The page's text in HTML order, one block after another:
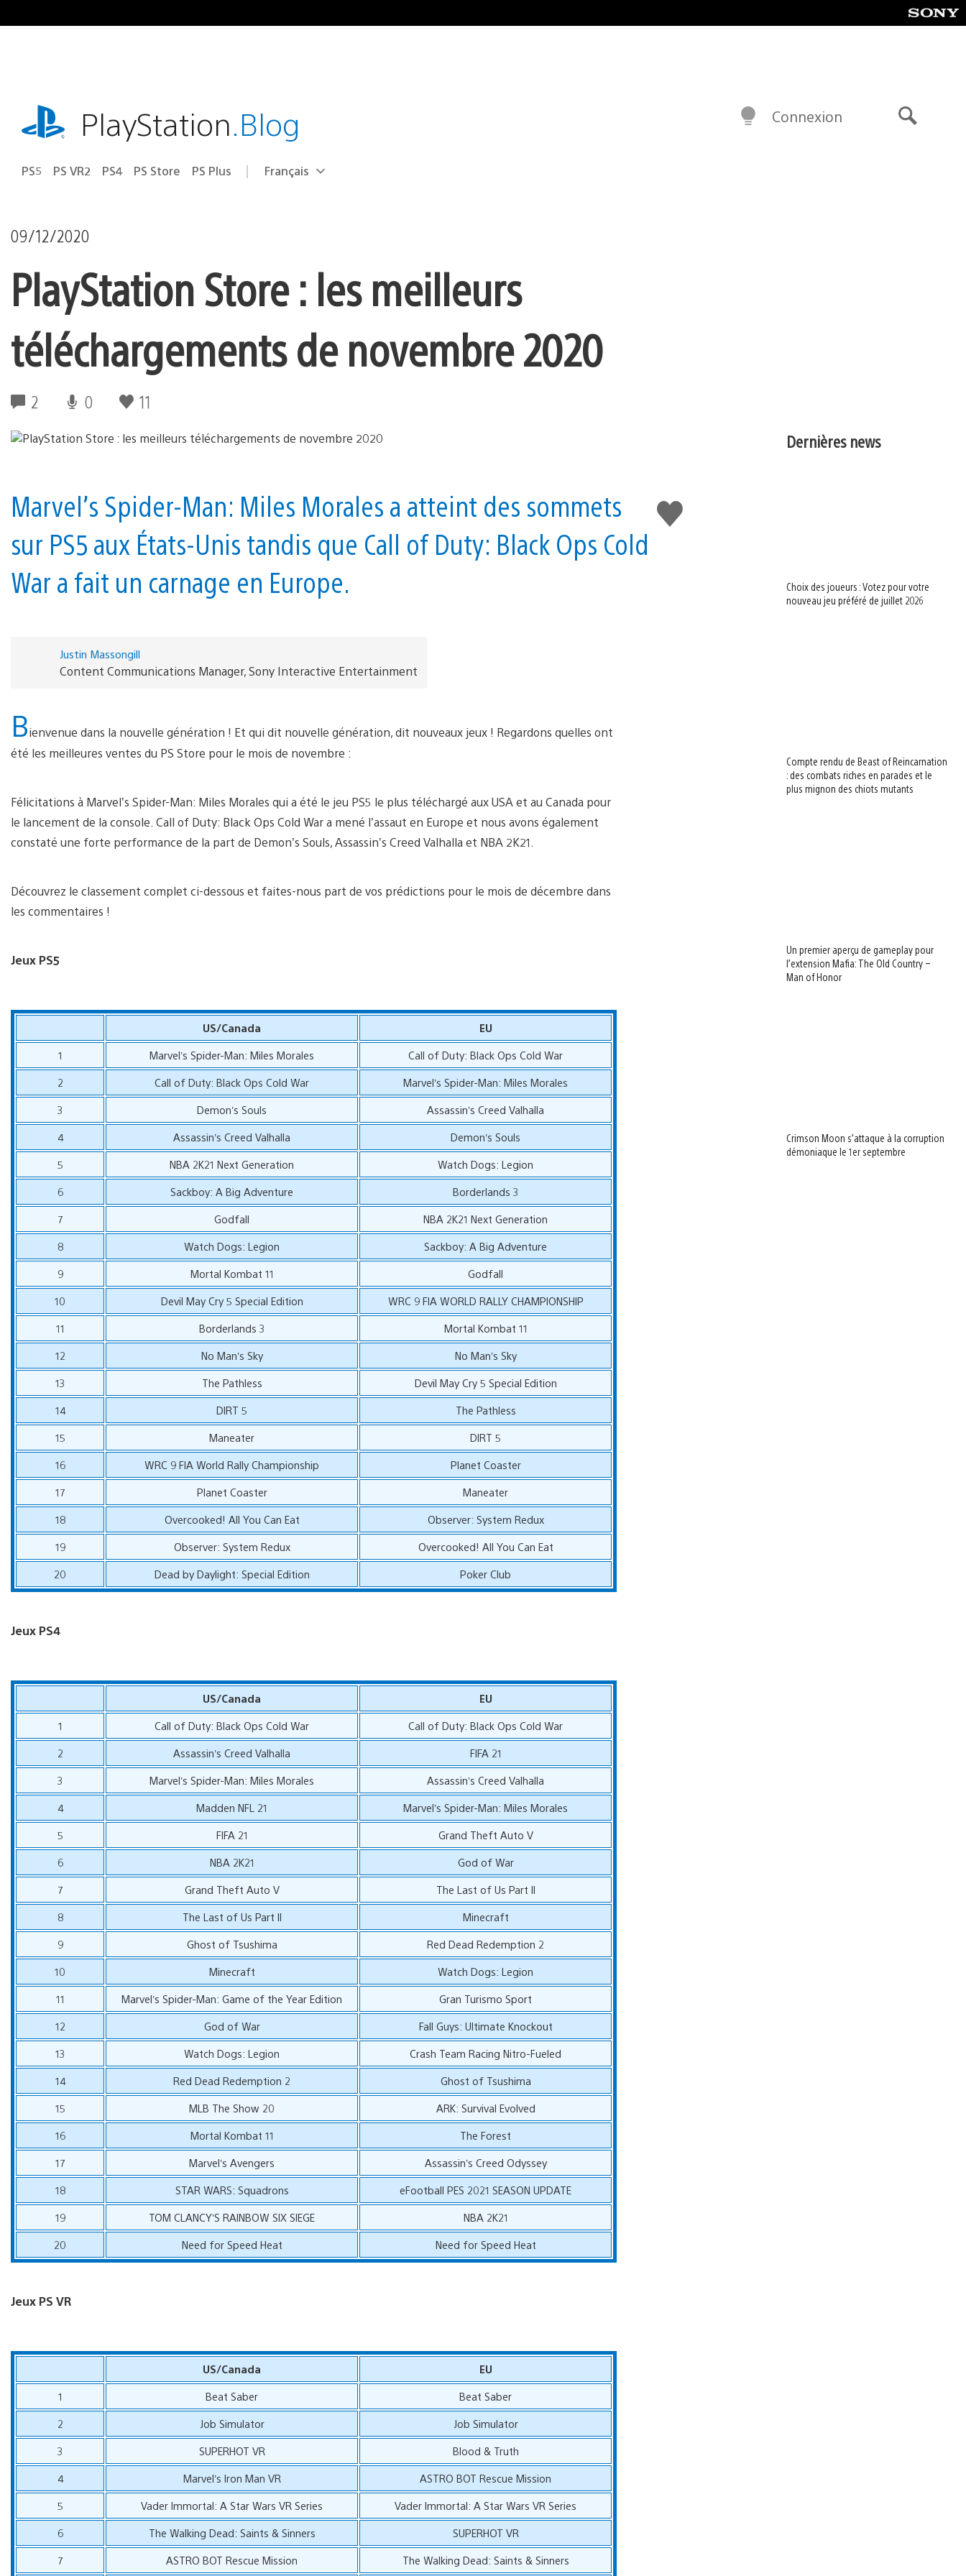
au
playstation.comPlayStation.Blog
PS5 PS VR2 PS4 PS Store PS Plus Choisir
Région
Français
Connexion
09/12/2020
PlayStation Store : les meilleurs
téléchargements de novembre 2020
2 0 11
J'aime
Marvel’s Spider-Man: Miles Morales a atteint des sommets
sur PS5 aux États-Unis tandis que Call of Duty: Black Ops Cold
War a fait un carnage en Europe.
Justin Massongill
Content Communications Manager, Sony Interactive Entertainment
Bienvenue dans la nouvelle génération ! Et qui dit nouvelle génération, dit nouveaux jeux ! Regardons quelles ont
été les meilleures ventes du PS Store pour le mois de novembre :
Félicitations à Marvel’s Spider-Man: Miles Morales qui a été le jeu PS5 le plus téléchargé aux USA et au Canada pour
le lancement de la console. Call of Duty: Black Ops Cold War a mené l’assaut en Europe et nous avons également
constaté une forte performance de la part de Demon’s Souls, Assassin’s Creed Valhalla et NBA 2K21.
Découvrez le classement complet ci-dessous et faites-nous part de vos prédictions pour le mois de décembre dans
les commentaires !
Jeux PS5
US/Canada
EU
1
Marvel’s Spider-Man: Miles Morales
Call of Duty: Black Ops Cold War
2
Call of Duty: Black Ops Cold War
Marvel’s Spider-Man: Miles Morales
3
Demon’s Souls
Assassin’s Creed Valhalla
4
Assassin’s Creed Valhalla
Demon’s Souls
5
NBA 2K21 Next Generation
Watch Dogs: Legion
6
Sackboy: A Big Adventure
Borderlands 3
7
Godfall
NBA 2K21 Next Generation
8
Watch Dogs: Legion
Sackboy: A Big Adventure
9
Mortal Kombat 11
Godfall
10
Devil May Cry 5 Special Edition
WRC 9 FIA WORLD RALLY CHAMPIONSHIP
11
Borderlands 3
Mortal Kombat 11
12
No Man’s Sky
No Man’s Sky
13
The Pathless
Devil May Cry 5 Special Edition
14
DIRT 5
The Pathless
15
Maneater
DIRT 5
16
WRC 9 FIA World Rally Championship
Planet Coaster
17
Planet Coaster
Maneater
18
Overcooked! All You Can Eat
Observer: System Redux
19
Observer: System Redux
Overcooked! All You Can Eat
20
Dead by Daylight: Special Edition Poker Club
Jeux PS4
US/Canada
EU
1
Call of Duty: Black Ops Cold War
Call of Duty: Black Ops Cold War
2
Assassin’s Creed Valhalla
FIFA 21
3
Marvel’s Spider-Man: Miles Morales
Assassin’s Creed Valhalla
4
Madden NFL 21
Marvel’s Spider-Man: Miles Morales
5
FIFA 21
Grand Theft Auto V
6
NBA 2K21
God of War
7
Grand Theft Auto V
The Last of Us Part II
8
The Last of Us Part II
Minecraft
9
Ghost of Tsushima
Red Dead Redemption 2
10
Minecraft
Watch Dogs: Legion
11
Marvel’s Spider-Man: Game of the Year Edition
Gran Turismo Sport
12
God of War
Fall Guys: Ultimate Knockout
13
Watch Dogs: Legion
Crash Team Racing Nitro-Fueled
14
Red Dead Redemption 2
Ghost of Tsushima
15
MLB The Show 20
ARK: Survival Evolved
16
Mortal Kombat 11
The Forest
17
Marvel’s Avengers
Assassin’s Creed Odyssey
18
STAR WARS: Squadrons
eFootball PES 2021 SEASON UPDATE
19
TOM CLANCY’S RAINBOW SIX SIEGE
NBA 2K21
20
Need for Speed Heat Need for Speed Heat
Jeux PS VR
US/Canada
EU
1
Beat Saber
Beat Saber
2
Job Simulator
Job Simulator
3
SUPERHOT VR
Blood & Truth
4
Marvel’s Iron Man VR
ASTRO BOT Rescue Mission
5
Vader Immortal: A Star Wars VR Series
Vader Immortal: A Star Wars VR Series
6
The Walking Dead: Saints & Sinners
SUPERHOT VR
7
ASTRO BOT Rescue Mission The Walking Dead: Saints & Sinners
Dernières news
Choix des joueurs : Votez pour votre
nouveau jeu préféré de juillet 2026
Compte rendu de Beast of Reincarnation
: des combats riches en parades et le
plus mignon des chiots mutants
Un premier aperçu de gameplay pour
l’extension Mafia: The Old Country –
Man of Honor
Crimson Moon s’attaque à la corruption
démoniaque le 1er septembre